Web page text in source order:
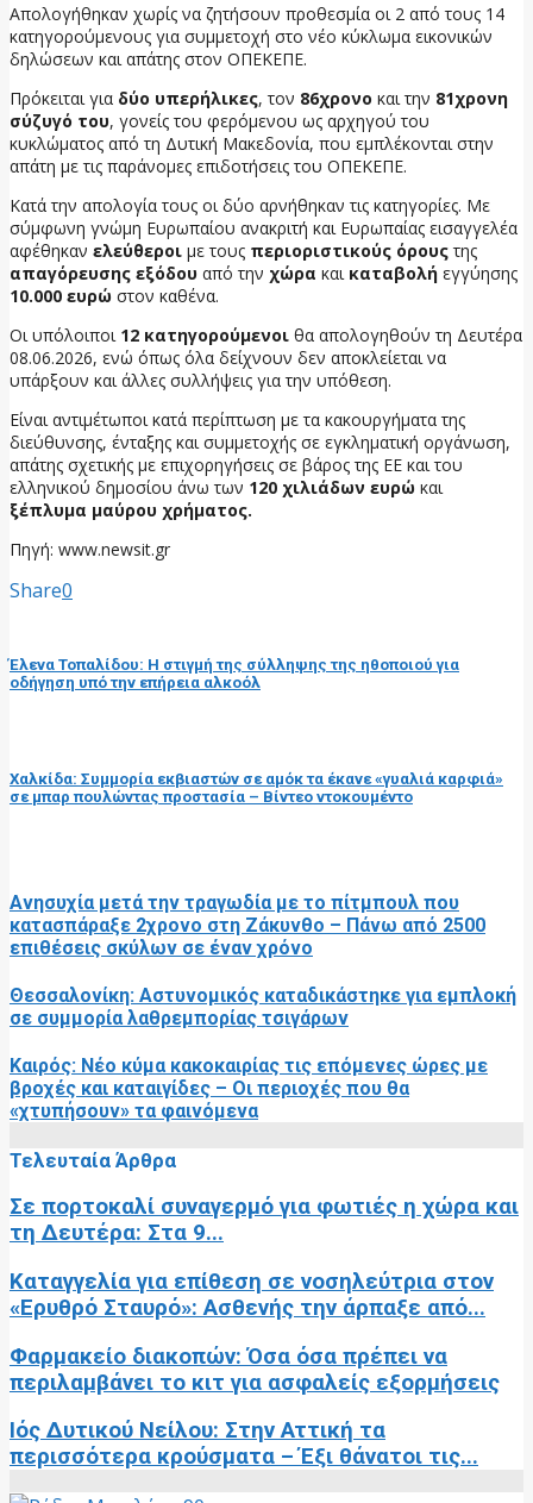
Απολογήθηκαν χωρίς να ζητήσουν προθεσμία οι 2 από τους 14
κατηγορούμενους για συμμετοχή στο νέο κύκλωμα εικονικών
δηλώσεων και απάτης στον ΟΠΕΚΕΠΕ.
Πρόκειται για δύο υπερήλικες, τον 86χρονο και την 81χρονη
σύζυγό του, γονείς του φερόμενου ως αρχηγού του
κυκλώματος από τη Δυτική Μακεδονία, που εμπλέκονται στην
απάτη με τις παράνομες επιδοτήσεις του ΟΠΕΚΕΠΕ.
Κατά την απολογία τους οι δύο αρνήθηκαν τις κατηγορίες. Με
σύμφωνη γνώμη Ευρωπαίου ανακριτή και Ευρωπαίας εισαγγελέα
αφέθηκαν ελεύθεροι με τους περιοριστικούς όρουςτης
απαγόρευσης εξόδου από την χώρα και καταβολή εγγύησης
10.000 ευρώ στον καθένα.
Οι υπόλοιποι 12 κατηγορούμενοι θα απολογηθούν τη Δευτέρα
08.06.2026, ενώ όπως όλα δείχνουν δεν αποκλείεται να
υπάρξουν και άλλες συλλήψεις για την υπόθεση.
Είναι αντιμέτωποι κατά περίπτωση με τα κακουργήματα της
διεύθυνσης, ένταξης και συμμετοχής σε εγκληματική οργάνωση,
απάτης σχετικής με επιχορηγήσεις σε βάρος της ΕΕ και του
ελληνικού δημοσίου άνω των 120 χιλιάδων ευρώ και
ξέπλυμα μαύρου χρήματος.
Πηγή: www.newsit.gr
Share0
Έλενα Τοπαλίδου: Η στιγμή της σύλληψης της ηθοποιού για
οδήγηση υπό την επήρεια αλκοόλ
Χαλκίδα: Συμμορία εκβιαστών σε αμόκ τα έκανε «γυαλιά καρφιά»
σε μπαρ πουλώντας προστασία – Βίντεο ντοκουμέντο
Ανησυχία μετά την τραγωδία με το πίτμπουλ που
κατασπάραξε 2χρονο στη Ζάκυνθο – Πάνω από 2500
επιθέσεις σκύλων σε έναν χρόνο
Θεσσαλονίκη: Αστυνομικός καταδικάστηκε για εμπλοκή
σε συμμορία λαθρεμπορίας τσιγάρων
Καιρός: Νέο κύμα κακοκαιρίας τις επόμενες ώρες με
βροχές και καταιγίδες – Οι περιοχές που θα
«χτυπήσουν» τα φαινόμενα
Τελευταία Άρθρα
Σε πορτοκαλί συναγερμό για φωτιές η χώρα και
τη Δευτέρα: Στα 9...
Καταγγελία για επίθεση σε νοσηλεύτρια στον
«Ερυθρό Σταυρό»: Ασθενής την άρπαξε από...
Φαρμακείο διακοπών: Όσα όσα πρέπει να
περιλαμβάνει το κιτ για ασφαλείς εξορμήσεις
Ιός Δυτικού Νείλου: Στην Αττική τα
περισσότερα κρούσματα – Έξι θάνατοι τις...